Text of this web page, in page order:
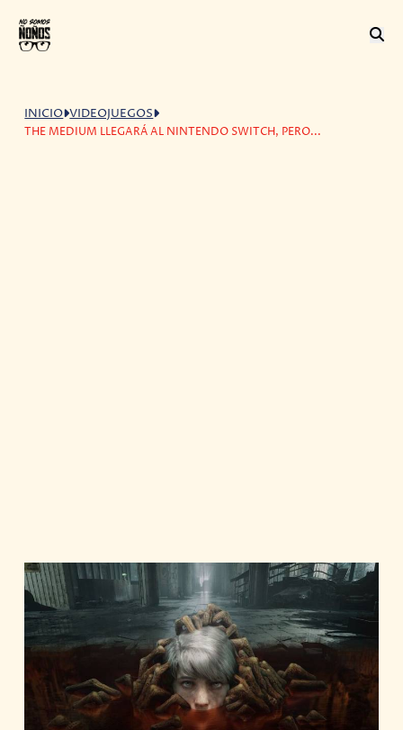
INICIO VIDEOJUEGOS
THE MEDIUM LLEGARÁ AL NINTENDO SWITCH, PERO...